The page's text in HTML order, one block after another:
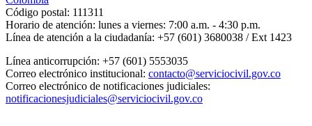
Código postal: 111311
Horario de atención: lunes a viernes: 7:00 a.m. - 4:30 p.m.
Línea de atención a la ciudadanía: +57 (601) 3680038 / Ext 1423
Línea anticorrupción: +57 (601) 5553035
Correo electrónico institucional: contacto@serviciocivil.gov.co
Correo electrónico de notificaciones judiciales:
notificacionesjudiciales@serviciocivil.gov.co